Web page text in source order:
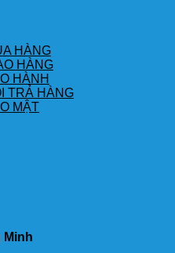
HÀNG
HÀNG
HÀNH
TRẢ HÀNG
MẬT
Minh